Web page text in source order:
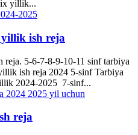
yillik...
ish reja
5-6-7-8-9-10-11 sinf tarbiya
ish reja 2024 5-sinf Tarbiya
2024-2025 7-sinf...
reja